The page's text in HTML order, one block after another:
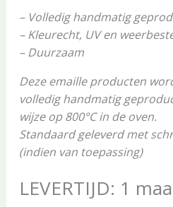
– Volledig handmatig
– Kleurecht, UV en
– Duurzaam
Deze emaille producten
volledig handmatig
wijze op 800°C in de oven.
Standaard geleverd met
(indien van toepassing)
LEVERTIJD: 1